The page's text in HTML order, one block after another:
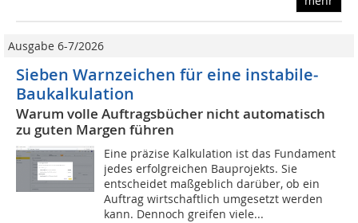
Ausgabe 6-7/2026
Sieben Warnzeichen für eine instabile­
Baukalkulation
Warum volle Auftragsbücher nicht automatisch
zu guten Margen führen
Eine präzise Kalkulation ist das Fundament
jedes erfolgreichen Bauprojekts. Sie
entscheidet maßgeblich darüber, ob ein
Auftrag wirtschaftlich umgesetzt werden
kann. Dennoch greifen viele...